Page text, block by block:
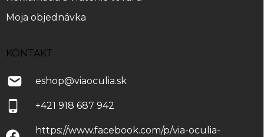
Moja objednávka
KONTAKT
eshop@viaoculia.sk
+421 918 687 942
https://www.facebook.com/p/via-oculia-